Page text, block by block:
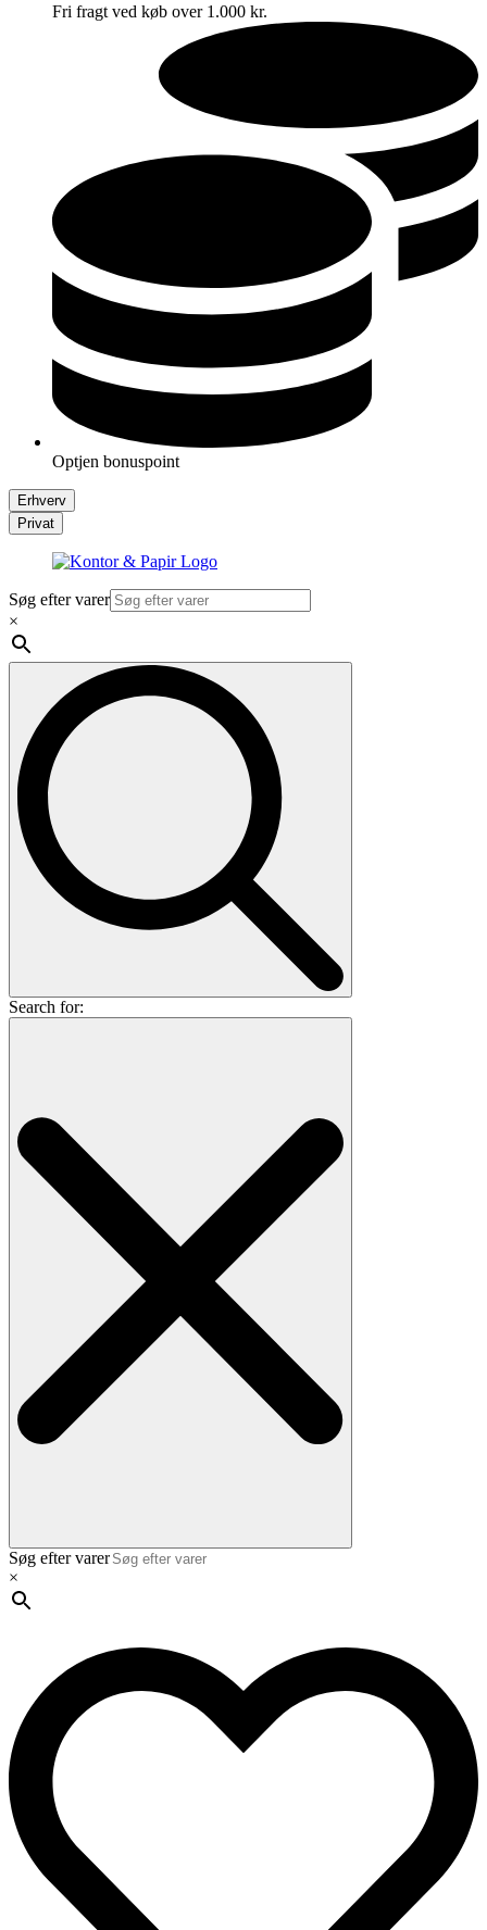
Fri fragt ved køb over 1.000 kr.
Optjen bonuspoint
Erhverv
Privat
Søg efter varer
×
Search for:
Søg efter varer
×